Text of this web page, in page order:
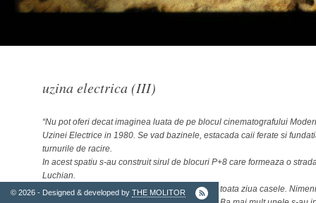
Ordinul
Arhitectilor
© 2026 - Designed & developed by THE MOLITOR
uzina electrica (III)
“Nu pot oferi decat imaginea luata de pe blocul cinematografului
Uzinei Electrice in 1980. Se vad bazinele, estacada caii ferate si
turnurile de racire.
In acest spatiu s-au construit sirul de blocuri P+8 care formeaza o
Luchian.
Aceste blocuri aproape fara exceptie umbresc toata ziua casele.